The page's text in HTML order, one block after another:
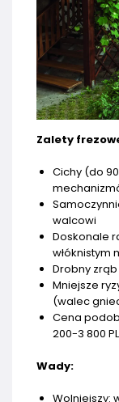
Zalety
Cichy (do
walcowi
Doskonale
włóknistym
Drobny
Mniejsze
(walec
Cena
200-3 800
Wady:
Wolniejszy: